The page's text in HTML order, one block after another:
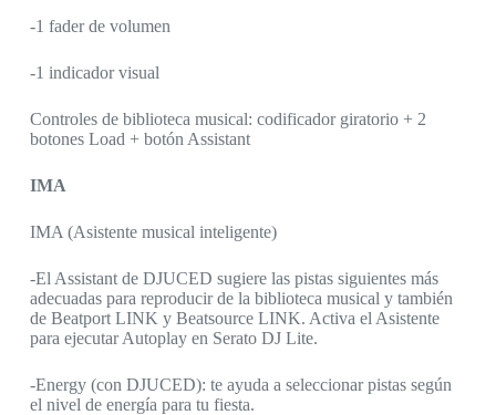
-1 fader de volumen
-1 indicador visual
Controles de biblioteca musical: codificador giratorio + 2
botones Load + botón Assistant
IMA
IMA (Asistente musical inteligente)
-El Assistant de DJUCED sugiere las pistas siguientes más
adecuadas para reproducir de la biblioteca musical y también
de Beatport LINK y Beatsource LINK. Activa el Asistente
para ejecutar Autoplay en Serato DJ Lite.
-Energy (con DJUCED): te ayuda a seleccionar pistas según
el nivel de energía para tu fiesta.